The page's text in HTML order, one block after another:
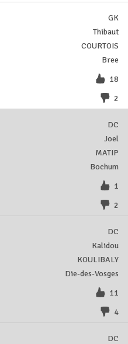
GK
Thibaut
COURTOIS
Bree
18
2
DC
Joel
MATIP
Bochum
1
2
DC
Kalidou
KOULIBALY
Die-des-Vosges
11
4
DC